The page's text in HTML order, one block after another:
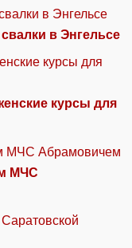
в Энгельсе
курсы для
МЧС